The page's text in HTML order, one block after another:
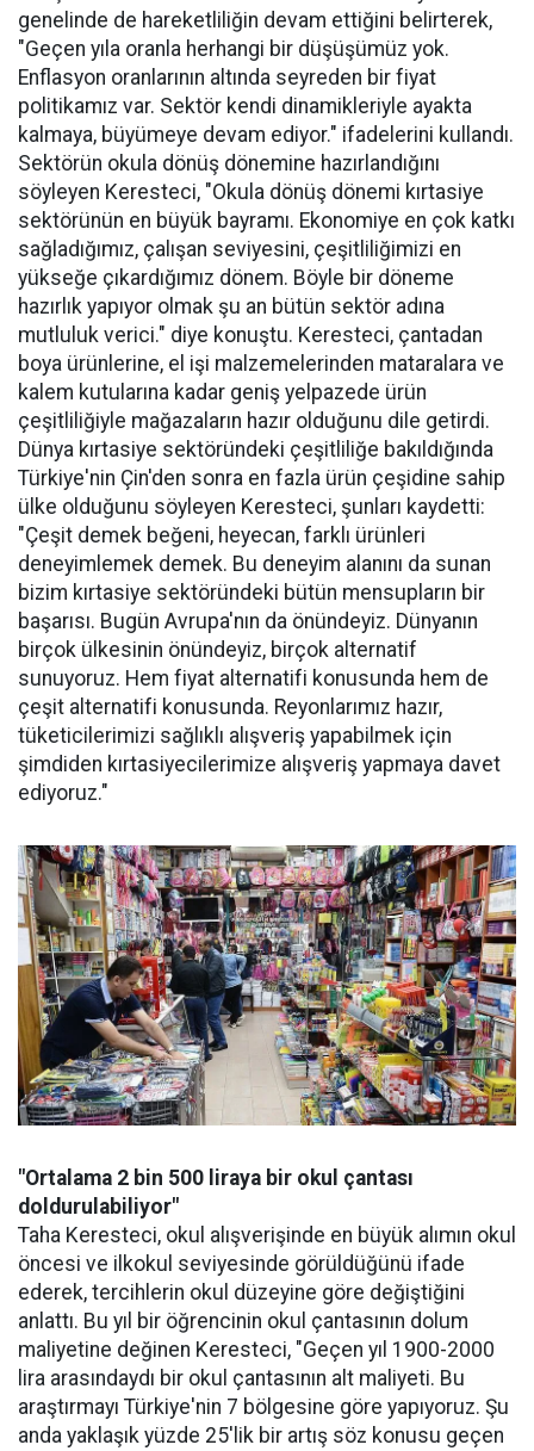
genelinde de hareketliliğin devam ettiğini belirterek,
"Geçen yıla oranla herhangi bir düşüşümüz yok.
Enflasyon oranlarının altında seyreden bir fiyat
politikamız var. Sektör kendi dinamikleriyle ayakta
kalmaya, büyümeye devam ediyor." ifadelerini kullandı.
Sektörün okula dönüş dönemine hazırlandığını
söyleyen Keresteci, "Okula dönüş dönemi kırtasiye
sektörünün en büyük bayramı. Ekonomiye en çok katkı
sağladığımız, çalışan seviyesini, çeşitliliğimizi en
yükseğe çıkardığımız dönem. Böyle bir döneme
hazırlık yapıyor olmak şu an bütün sektör adına
mutluluk verici." diye konuştu. Keresteci, çantadan
boya ürünlerine, el işi malzemelerinden mataralara ve
kalem kutularına kadar geniş yelpazede ürün
çeşitliliğiyle mağazaların hazır olduğunu dile getirdi.
Dünya kırtasiye sektöründeki çeşitliliğe bakıldığında
Türkiye'nin Çin'den sonra en fazla ürün çeşidine sahip
ülke olduğunu söyleyen Keresteci, şunları kaydetti:
"Çeşit demek beğeni, heyecan, farklı ürünleri
deneyimlemek demek. Bu deneyim alanını da sunan
bizim kırtasiye sektöründeki bütün mensupların bir
başarısı. Bugün Avrupa'nın da önündeyiz. Dünyanın
birçok ülkesinin önündeyiz, birçok alternatif
sunuyoruz. Hem fiyat alternatifi konusunda hem de
çeşit alternatifi konusunda. Reyonlarımız hazır,
tüketicilerimizi sağlıklı alışveriş yapabilmek için
şimdiden kırtasiyecilerimize alışveriş yapmaya davet
ediyoruz."
"Ortalama 2 bin 500 liraya bir okul çantası
doldurulabiliyor"
Taha Keresteci, okul alışverişinde en büyük alımın okul
öncesi ve ilkokul seviyesinde görüldüğünü ifade
ederek, tercihlerin okul düzeyine göre değiştiğini
anlattı. Bu yıl bir öğrencinin okul çantasının dolum
maliyetine değinen Keresteci, "Geçen yıl 1900-2000
lira arasındaydı bir okul çantasının alt maliyeti. Bu
araştırmayı Türkiye'nin 7 bölgesine göre yapıyoruz. Şu
anda yaklaşık yüzde 25'lik bir artış söz konusu geçen